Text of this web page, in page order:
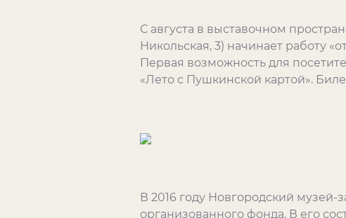
С августа в выставочном
Никольская, 3) начинает работу
Первая возможность для
«Лето с Пушкинской картой».
В 2016 году Новгородский
организованного фонда. В его